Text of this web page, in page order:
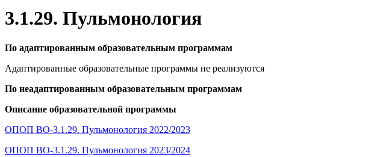
3.1.29. Пульмонология
По адаптированным образовательным программам
Адаптированные образовательные программы не реализуются
По неадаптированным образовательным программам
Описание образовательной программы
ОПОП ВО-3.1.29. Пульмонология 2022/2023
ОПОП ВО-3.1.29. Пульмонология 2023/2024